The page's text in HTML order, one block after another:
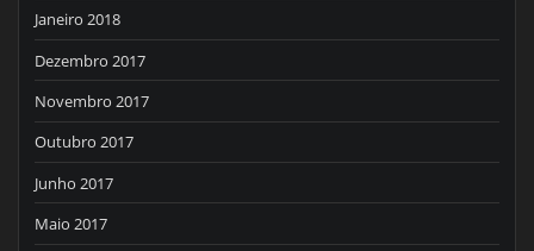
Janeiro 2018
Dezembro 2017
Novembro 2017
Outubro 2017
Junho 2017
Maio 2017